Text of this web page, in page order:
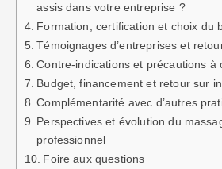
assis dans votre entreprise ?
Formation, certification et choix du
Témoignages d’entreprises et
Contre-indications et précautions à
Budget, financement et retour sur
Complémentarité avec d’autres
Perspectives et évolution du
professionnel
Foire aux questions